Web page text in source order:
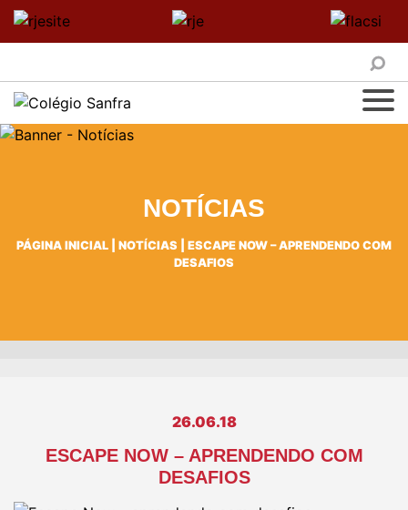
NOTÍCIAS
PÁGINA INICIAL NOTÍCIAS
ESCAPE NOW – APRENDENDO COM
DESAFIOS
26.06.18
ESCAPE NOW – APRENDENDO COM
DESAFIOS